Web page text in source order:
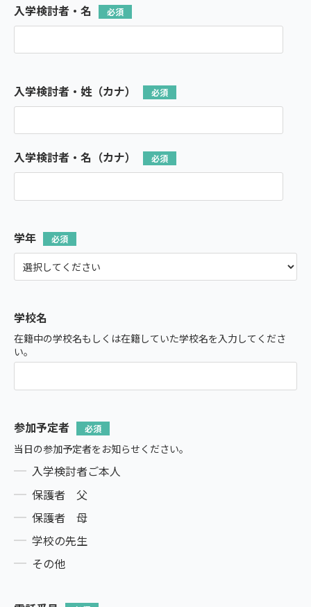
入学検討者・名
入学検討者・姓（カナ）
入学検討者・名（カナ）
学年
学校名
在籍中の学校名もしくは在籍していた学校名を入力してくださ
い。
参加予定者
当日の参加予定者をお知らせください。
入学検討者ご本人
保護者 父
保護者 母
学校の先生
その他